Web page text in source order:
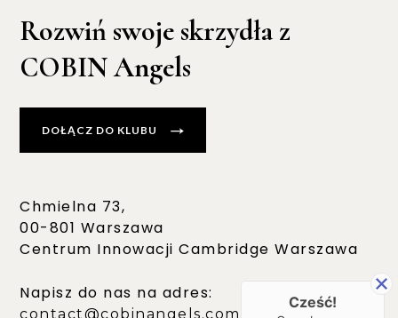
Rozwiń swoje skrzydła z
COBIN Angels
DOŁĄCZ DO KLUBU
Napisz do nas na adres:
contact@cobinangels.com
Chmielna 73,
00-801 Warszawa
Centrum Innowacji Cambridge Warszawa
Cześć!